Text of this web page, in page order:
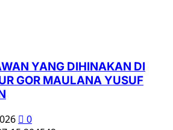
YANG DIHINAKAN DI
GOR MAULANA YUSUF
0